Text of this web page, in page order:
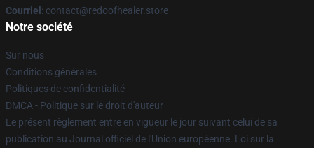
Courriel : contact@redoofhealer.store
Notre société
Sur nous
Conditions générales
Politiques de confidentialité
DMCA - Politique sur le droit d'auteur
Le présent règlement entre en vigueur le jour suivant celui de sa
publication au Journal officiel de l'Union européenne. Loi sur la